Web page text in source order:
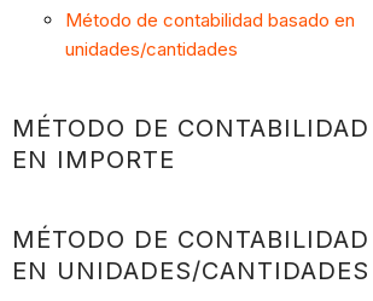
Método de contabilidad basado en
unidades/cantidades
MÉTODO DE
EN IMPORTE
MÉTODO DE
EN UNIDADES/CANTIDADES